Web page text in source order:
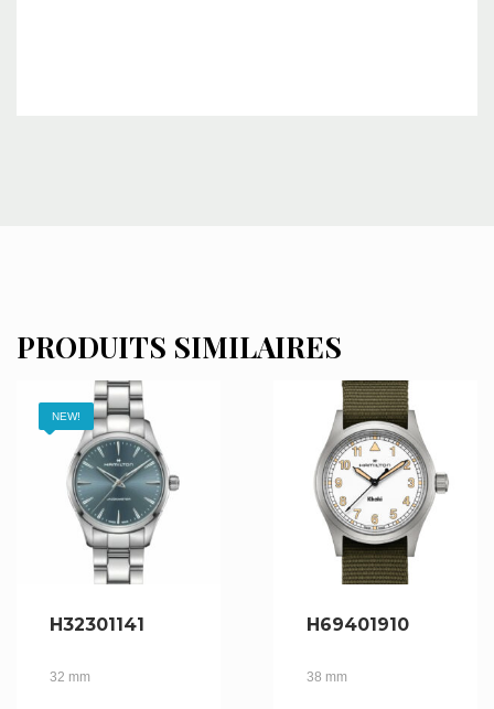
PRODUITS SIMILAIRES
NEW!
H32301141
32 mm
H69401910
38 mm